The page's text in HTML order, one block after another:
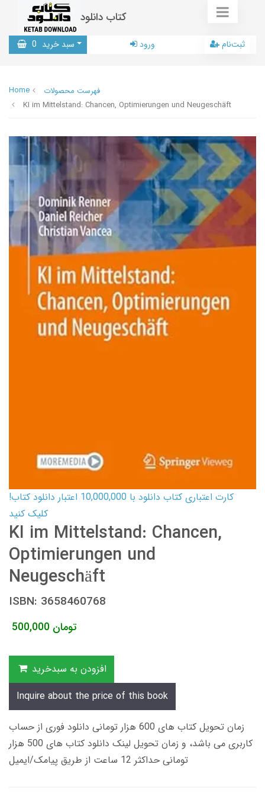
کتاب دانلود
سبد خرید 0 ورود ثبت‌نام
Home
فهرست محصولات
KI im Mittelstand: Chancen, Optimierungen und Neugeschäft
کارت اعتباری کتاب دانلود با 10,000,000 اعتبار دانلود کتاب!
کلیک کنید
KI im Mittelstand: Chancen,
Optimierungen und
Neugeschäft
ISBN: 3658460768
500,000 تومان
افزودن به سبدخرید
Inquire about the price of this book
زمان تحویل کتاب های 600 هزار تومانی دانلود فوری از حساب
کاربری می باشد، و زمان تحویل لینک دانلود کتاب های 500 هزار
تومانی حداکثر 12 ساعت از طریق پیامک/ایمیل